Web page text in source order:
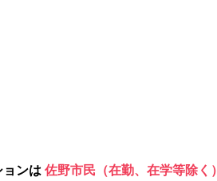
ンは 佐野市民（在勤、在学等除く